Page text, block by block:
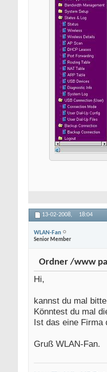
13-02-2008, 18:04
WLAN-Fan
Senior Member
Ordner /www
Hi,
kannst du mal
Könntest du mal
Ist das eine Firma
Gruß WLAN-Fan.